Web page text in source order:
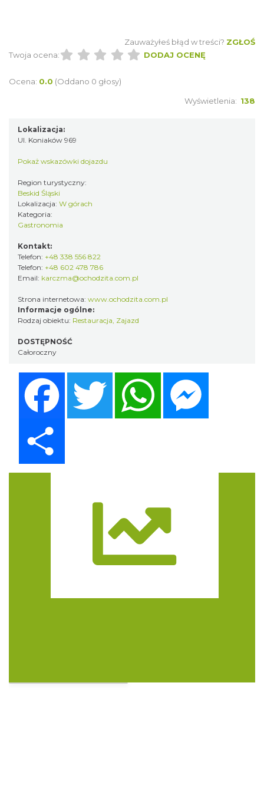
Zauważyłeś błąd w treści? ZGŁOŚ
Twoja ocena:
DODAJ OCENĘ
Ocena: 0.0 (Oddano 0 głosy)
Wyświetlenia: 138
Lokalizacja:
Ul. Koniaków 969
Pokaż wskazówki dojazdu
Region turystyczny:
Beskid Śląski
Lokalizacja: W górach
Kategoria:
Gastronomia
Kontakt:
Telefon: +48 338 556 822
Telefon: +48 602 478 786
Email: karczma@ochodzita.com.pl
Strona internetowa: www.ochodzita.com.pl
Informacje ogólne:
Rodzaj obiektu: Restauracja, Zajazd
DOSTĘPNOŚĆ
Całoroczny
Twitter WhatsApp